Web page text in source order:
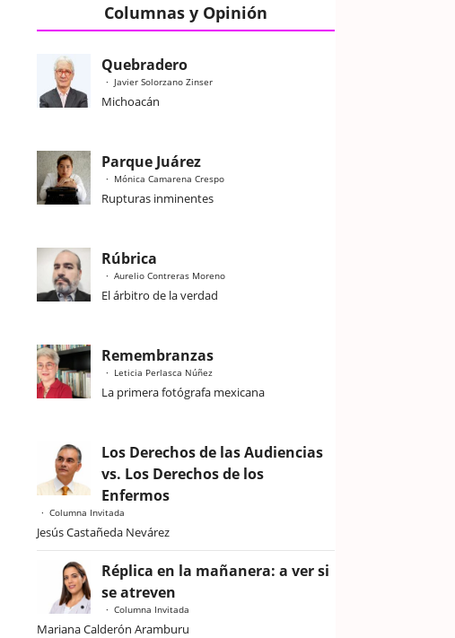
Columnas y Opinión
Quebradero
Javier Solorzano Zinser
Michoacán
Parque Juárez
Mónica Camarena Crespo
Rupturas inminentes
Rúbrica
Aurelio Contreras Moreno
El árbitro de la verdad
Remembranzas
Leticia Perlasca Núñez
La primera fotógrafa mexicana
Los Derechos de las Audiencias
vs. Los Derechos de los
Enfermos
Columna Invitada
Jesús Castañeda Nevárez
Réplica en la mañanera: a ver si
se atreven
Columna Invitada
Mariana Calderón Aramburu